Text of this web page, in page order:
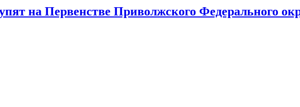
на Первенстве Приволжского Федерального